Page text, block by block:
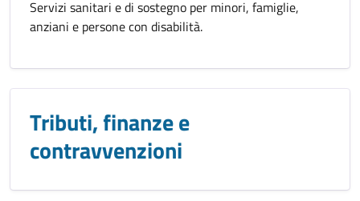
Servizi sanitari e di sostegno per minori, famiglie,
anziani e persone con disabilità.
Tributi, finanze e
contravvenzioni